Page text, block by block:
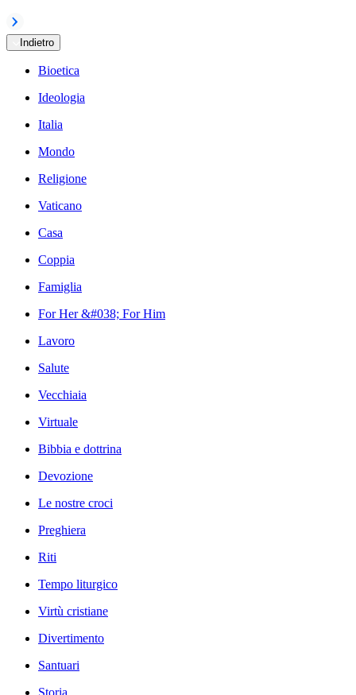
Indietro
Bioetica
Ideologia
Italia
Mondo
Religione
Vaticano
Casa
Coppia
Famiglia
For Her &#038; For Him
Lavoro
Salute
Vecchiaia
Virtuale
Bibbia e dottrina
Devozione
Le nostre croci
Preghiera
Riti
Tempo liturgico
Virtù cristiane
Divertimento
Santuari
Storia